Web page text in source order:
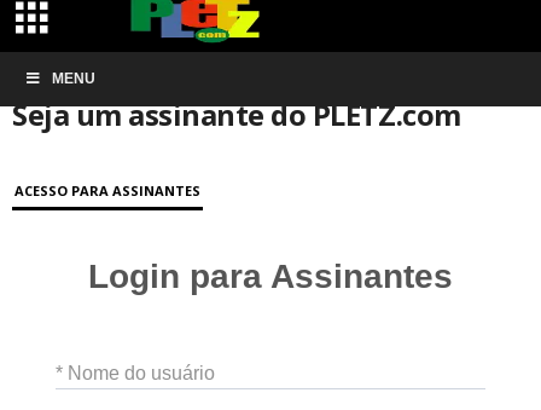
MENU
Início Conta de associação
Seja um assinante do PLETZ.com
ACESSO PARA ASSINANTES
Login para Assinantes
* Nome do usuário